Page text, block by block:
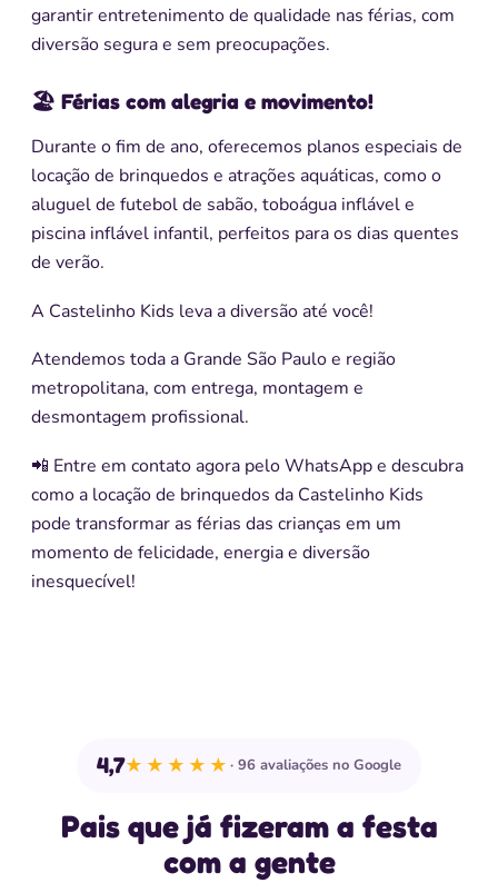
garantir entretenimento de qualidade nas férias, com
diversão segura e sem preocupações.
🏖️ Férias com alegria e movimento!
Durante o fim de ano, oferecemos planos especiais de
locação de brinquedos e atrações aquáticas, como o
aluguel de futebol de sabão, toboágua inflável e
piscina inflável infantil, perfeitos para os dias quentes
de verão.
A Castelinho Kids leva a diversão até você!
Atendemos toda a Grande São Paulo e região
metropolitana, com entrega, montagem e
desmontagem profissional.
📲 Entre em contato agora pelo WhatsApp e descubra
como a locação de brinquedos da Castelinho Kids
pode transformar as férias das crianças em um
momento de felicidade, energia e diversão
inesquecível!
4,7★★★★★ 96 avaliações no Google
Pais que já fizeram a festa
com a gente